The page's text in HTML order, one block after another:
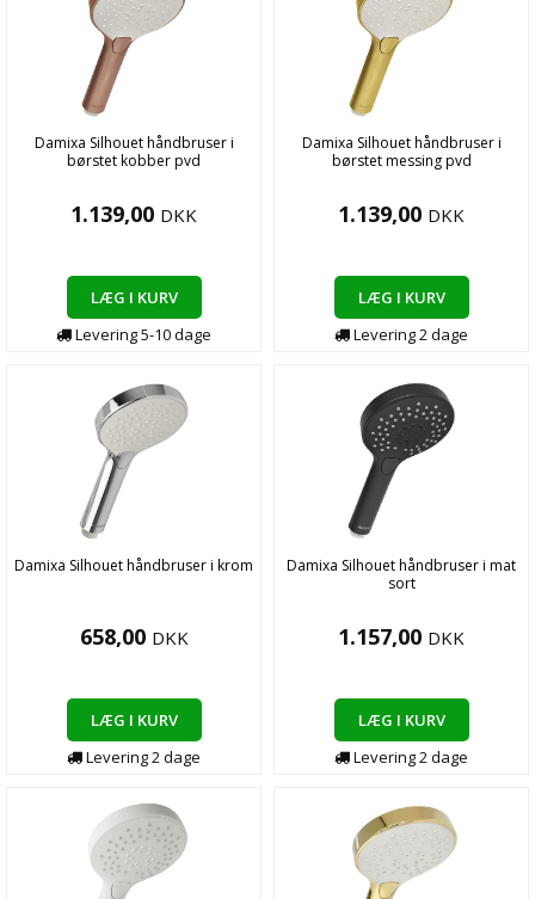
Damixa Silhouet håndbruser i
børstet kobber pvd
1.139,00 DKK
LÆG I KURV
Levering5-10dage
Damixa Silhouet håndbruser i
børstet messing pvd
1.139,00 DKK
LÆG I KURV
Levering2dage
Damixa Silhouet håndbruser i krom
658,00 DKK
LÆG I KURV
Levering2dage
Damixa Silhouet håndbruser i mat
sort
1.157,00 DKK
LÆG I KURV
Levering2dage